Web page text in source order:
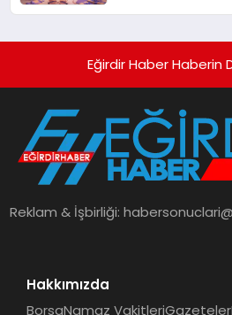
Eğirdir Haber Haberin
Reklam & İşbirliği:
Hakkımızda
BorsaNamaz VakitleriGazeteler